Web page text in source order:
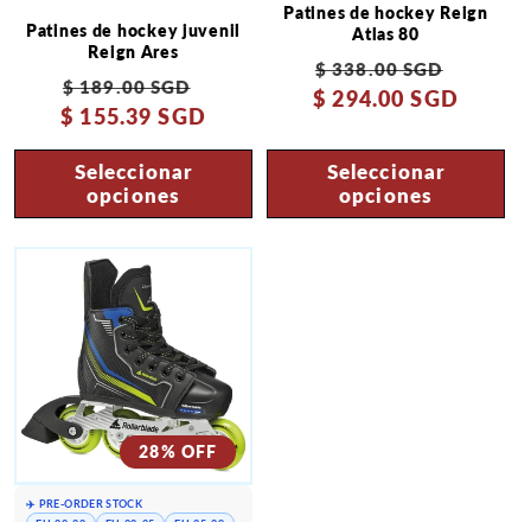
Patines de hockey juvenil
Reign Ares
Precio
habitual
$ 189.00 SGD
de
oferta
$ 155.39 SGD
Seleccionar
opciones
Patines de hockey Reign
Atlas 80
Precio
habitual
$ 338.00 SGD
de
$ 294.00 SGD
Seleccionar
opciones
28% OFF
✈️ PRE-ORDER STOCK